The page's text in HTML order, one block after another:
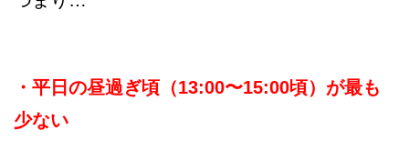
・平日の昼過ぎ頃（13:00〜15:00頃）が最も
少ない